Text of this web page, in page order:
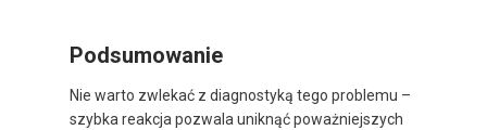
Podsumowanie
Nie warto zwlekać z diagnostyką tego problemu –
szybka reakcja pozwala uniknąć poważniejszych